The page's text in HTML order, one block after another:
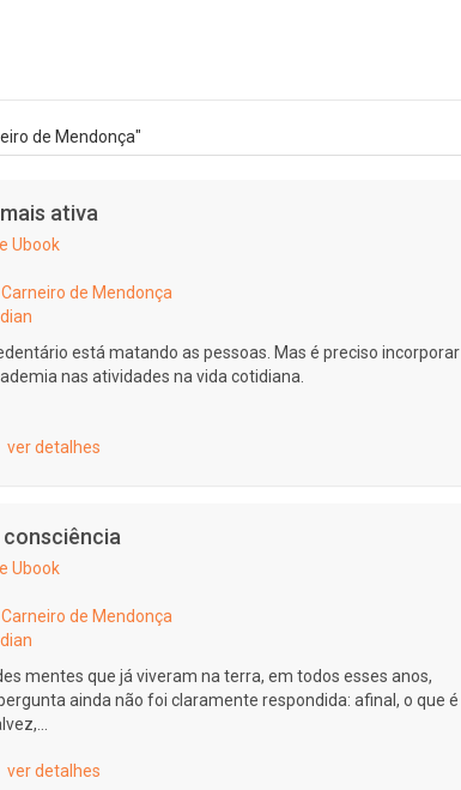
de Mendonça"
ativa
Ubook
Carneiro de Mendonça
está matando as pessoas. Mas é preciso incorporar
nas atividades na vida cotidiana.
ver detalhes
Ubook
Carneiro de Mendonça
mentes que já viveram na terra, em todos esses anos,
ainda não foi claramente respondida: afinal, o que é
ver detalhes